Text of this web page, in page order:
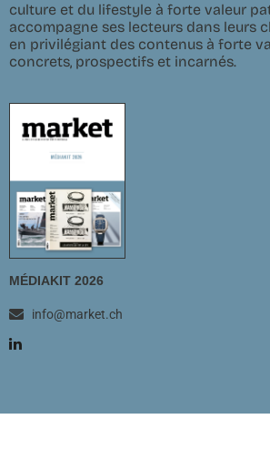
culture et du lifestyle à forte valeur
accompagne ses lecteurs dans leurs
en privilégiant des contenus à forte
concrets, prospectifs et incarnés.
MÉDIAKIT 2026
info@market.ch